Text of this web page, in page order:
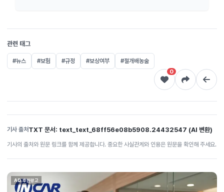
관련 태그
#뉴스 #보험 #규정 #보상여부
#절개배농술
0
기사 출처 TXT 문서: text_text_68ff56e08b5908.24432547 (AI 변환)
기사의 출처와 원문 링크를 함께 제공합니다. 중요한 사실관계와 인용은 원문을 확인해 주세요.
AD 후원광고